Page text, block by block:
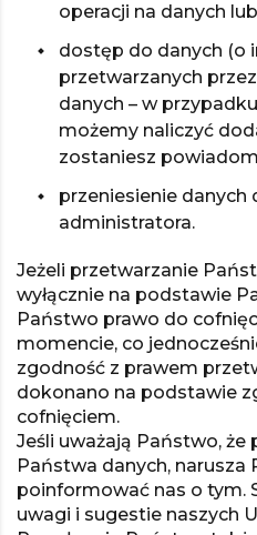
operacji na danych
dostęp do danych (o
przetwarzanych
danych – w
możemy naliczyć
zostaniesz
przeniesienie danych
administratora.
Jeżeli przetwarzanie
wyłącznie na podstawie
Państwo prawo do
momencie, co
zgodność z prawem
dokonano na podstawie
cofnięciem.
Jeśli uważają Państwo, że
Państwa danych,
poinformować nas o tym.
uwagi i sugestie naszych